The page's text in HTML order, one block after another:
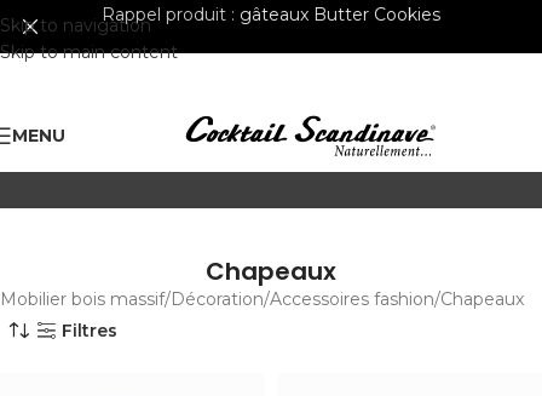
Skip to navigation
Skip to main content
Rappel produit : gâteaux Butter Cookies
MENU
Chapeaux
Mobilier bois massif Décoration Accessoires fashion Chapeaux
Filtres